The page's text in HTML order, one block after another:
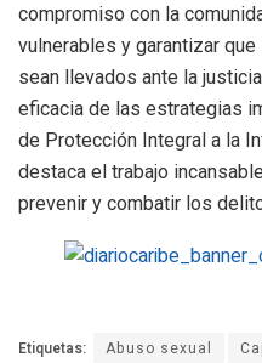
compromiso con la
vulnerables y garantizar
sean llevados ante la
eficacia de las estrategias
de Protección Integral a la
destaca el trabajo
prevenir y combatir los
Etiquetas: Abuso sexual